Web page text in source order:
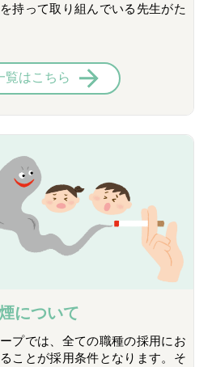
持って取り組んでいる先生がた
覧はこちら
について
プでは、全ての職種の採用にお
ことが採用条件となります。そ